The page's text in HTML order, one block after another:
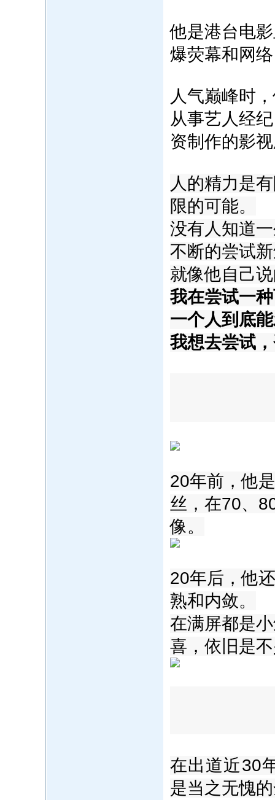
他是港台电
爆荧幕和网
人气巅峰时
从事艺人经
资制作的影
人的精力是
限的可能。
没有人知道
不断的尝试
就像他自己
我在尝试一
一个人到底
我想去尝试
‍20年前，他
丝，在70、
像。
20年后，他
熟和内敛。‍
在满屏都是
喜，依旧是
在出道近30
是当之无愧